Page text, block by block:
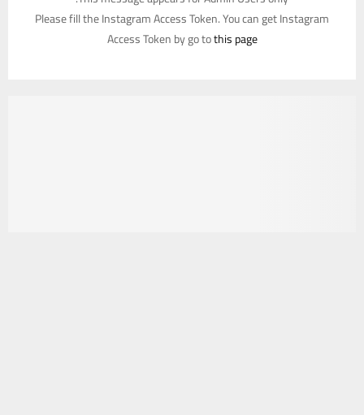
Please fill the Instagram Access Token. You can get Instagram
Access Token by go tothis page